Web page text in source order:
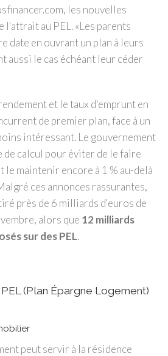
les nouvelles
l'attrait au PEL. «Les parents
date en ouvrant un plan à leurs
aussi le cas échéant leur céder
et le taux d'emprunt en
de premier plan, face à un
intéressant. Le gouvernement
de calcul pour éviter de le faire
le maintenir encore à 1 % au-delà
ces annonces rassurantes,
près de 6 milliards d'euros de
alors que 12 milliards
sur des PEL.
(Plan Épargne Logement)
peut servir à la résidence